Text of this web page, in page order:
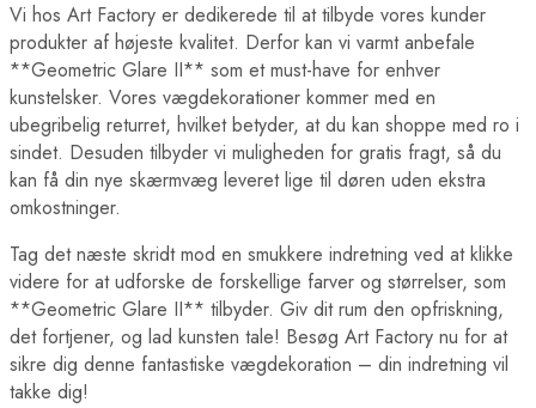
Vi hos Art Factory er dedikerede til at tilbyde vores kunder
produkter af højeste kvalitet. Derfor kan vi varmt anbefale
**Geometric Glare II** som et must-have for enhver
kunstelsker. Vores vægdekorationer kommer med en
ubegribelig returret, hvilket betyder, at du kan shoppe med ro i
sindet. Desuden tilbyder vi muligheden for gratis fragt, så du
kan få din nye skærmvæg leveret lige til døren uden ekstra
omkostninger.
Tag det næste skridt mod en smukkere indretning ved at klikke
videre for at udforske de forskellige farver og størrelser, som
**Geometric Glare II** tilbyder. Giv dit rum den opfriskning,
det fortjener, og lad kunsten tale! Besøg Art Factory nu for at
sikre dig denne fantastiske vægdekoration – din indretning vil
takke dig!